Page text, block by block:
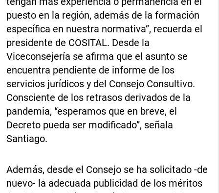
puesto en la región, además de la formación
específica en nuestra normativa”, recuerda el
presidente de COSITAL. Desde la
Viceconsejería se afirma que el asunto se
encuentra pendiente de informe de los
servicios jurídicos y del Consejo Consultivo.
Consciente de los retrasos derivados de la
pandemia, “esperamos que en breve, el
Decreto pueda ser modificado”, señala
Santiago.
Además, desde el Consejo se ha solicitado -de
nuevo- la adecuada publicidad de los méritos